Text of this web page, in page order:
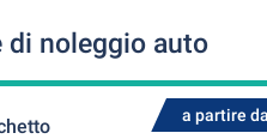
noleggio auto
a partire